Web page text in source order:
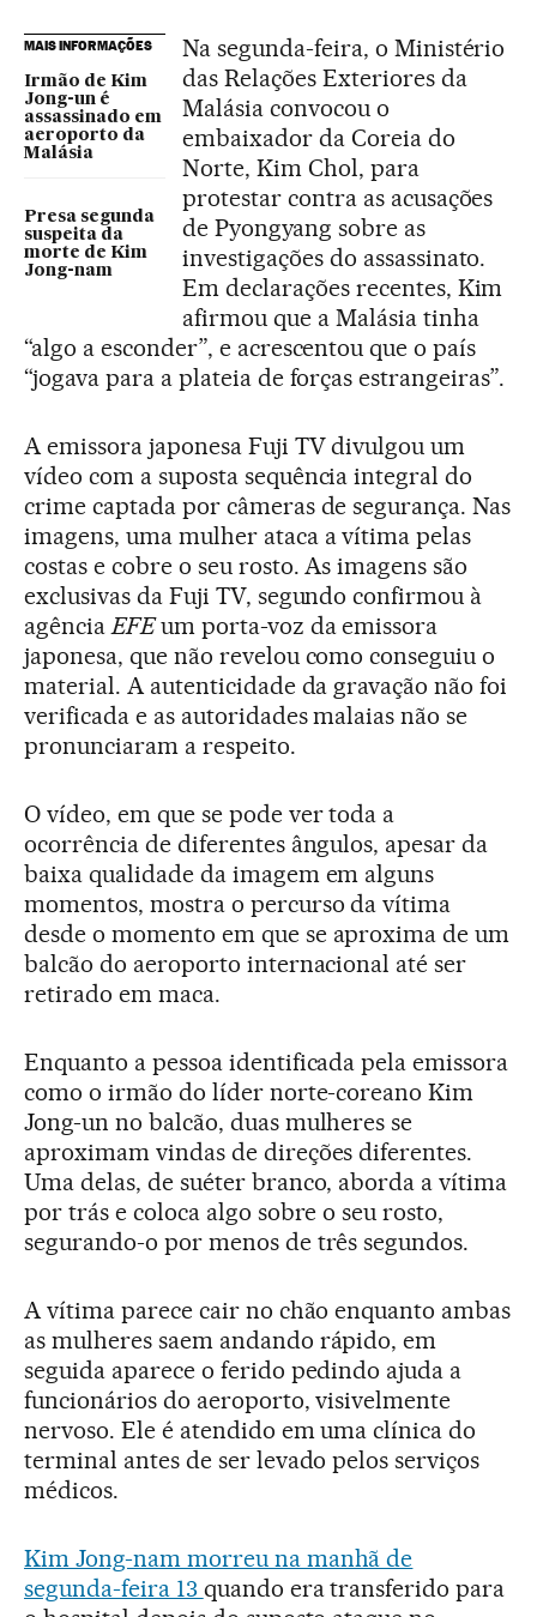
MAIS INFORMAÇÕES
Irmão de Kim
Jong-un é
assassinado em
aeroporto da
Malásia
Presa segunda
suspeita da
morte de Kim
Jong-nam
Na segunda-feira, o Ministério
das Relações Exteriores da
Malásia convocou o
embaixador da Coreia do
Norte, Kim Chol, para
protestar contra as acusações
de Pyongyang sobre as
investigações do assassinato.
Em declarações recentes, Kim
afirmou que a Malásia tinha
“algo a esconder”, e acrescentou que o país
“jogava para a plateia de forças estrangeiras”.
A emissora japonesa Fuji TV divulgou um
vídeo com a suposta sequência integral do
crime captada por câmeras de segurança. Nas
imagens, uma mulher ataca a vítima pelas
costas e cobre o seu rosto. As imagens são
exclusivas da Fuji TV, segundo confirmou à
agênciaEFEum porta-voz da emissora
japonesa, que não revelou como conseguiu o
material. A autenticidade da gravação não foi
verificada e as autoridades malaias não se
pronunciaram a respeito.
O vídeo, em que se pode ver toda a
ocorrência de diferentes ângulos, apesar da
baixa qualidade da imagem em alguns
momentos, mostra o percurso da vítima
desde o momento em que se aproxima de um
balcão do aeroporto internacional até ser
retirado em maca.
Enquanto a pessoa identificada pela emissora
como o irmão do líder norte-coreano Kim
Jong-un no balcão, duas mulheres se
aproximam vindas de direções diferentes.
Uma delas, de suéter branco, aborda a vítima
por trás e coloca algo sobre o seu rosto,
segurando-o por menos de três segundos.
A vítima parece cair no chão enquanto ambas
as mulheres saem andando rápido, em
seguida aparece o ferido pedindo ajuda a
funcionários do aeroporto, visivelmente
nervoso. Ele é atendido em uma clínica do
terminal antes de ser levado pelos serviços
médicos.
Kim Jong-nam morreu na manhã de
segunda-feira 13 quando era transferido para